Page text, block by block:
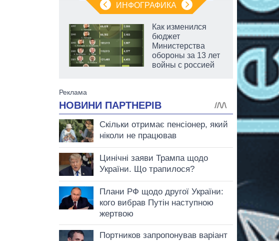
ИНФОГРАФИКА
Как изменился
бюджет
Министерства
обороны за 13 лет
войны с россией